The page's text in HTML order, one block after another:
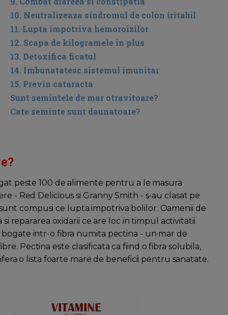
10. Neutralizeaza sindromul de colon iritabil
11. Lupta impotriva hemoroizilor
12. Scapa de kilogramele in plus
13. Detoxifica ficatul
14. Imbunatatesc sistemul imunitar
15. Previn cataracta
Sunt semintele de mar otravitoare?
Cate seminte sunt daunatoare?
peste 100 de alimente pentru a le masura
- Red Delicious si Granny Smith - s-au clasat pe
compusi ce lupta impotriva bolilor. Oamenii de
repararea oxidarii ce are loc in timpul activitatii
intr-o fibra numita pectina - un mar de
Pectina este clasificata ca fiind o fibra solubila,
o lista foarte mare de beneficii pentru sanatate.